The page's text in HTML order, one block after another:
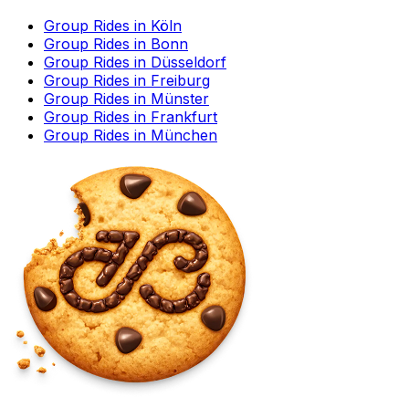
Group Rides in Köln
Group Rides in Bonn
Group Rides in Düsseldorf
Group Rides in Freiburg
Group Rides in Münster
Group Rides in Frankfurt
Group Rides in München